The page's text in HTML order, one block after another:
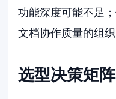
功能深度可能不足
文档协作质量的组
选型决策矩阵